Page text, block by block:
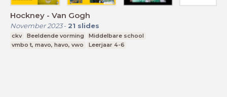
Hockney - Van Gogh
November 2023- 21 slides
ckv Beeldende vorming
Middelbare school
vmbo t, mavo, havo, vwo
Leerjaar 4-6